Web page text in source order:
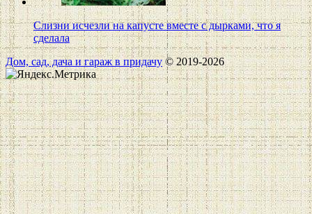
Слизни исчезли на капусте вместе с дырками, что я
сделала
Дом, сад, дача и гараж в придачу© 2019-2026